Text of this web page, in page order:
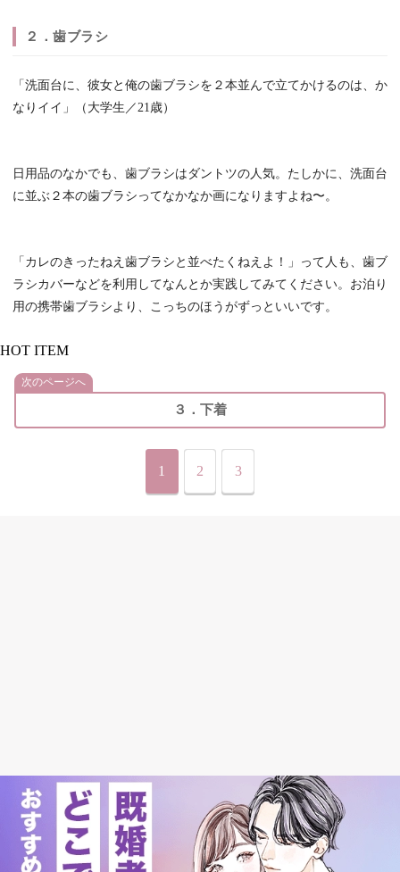
２．歯ブラシ
「洗面台に、彼女と俺の歯ブラシを２本並んで立てかけるのは、か
なりイイ」（大学生／21歳）
日用品のなかでも、歯ブラシはダントツの人気。たしかに、洗面台
に並ぶ２本の歯ブラシってなかなか画になりますよね〜。
「カレのきったねえ歯ブラシと並べたくねえよ！」って人も、歯ブ
ラシカバーなどを利用してなんとか実践してみてください。お泊り
用の携帯歯ブラシより、こっちのほうがずっといいです。
HOT ITEM
次のページへ
３．下着
1 2 3